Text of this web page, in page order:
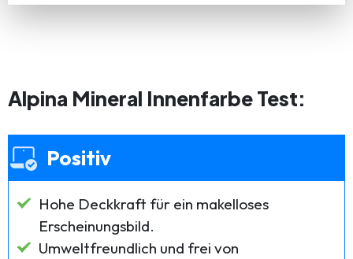
Alpina Mineral Innenfarbe Test:
Positiv
Hohe Deckkraft für ein makelloses
Erscheinungsbild.
Umweltfreundlich und frei von